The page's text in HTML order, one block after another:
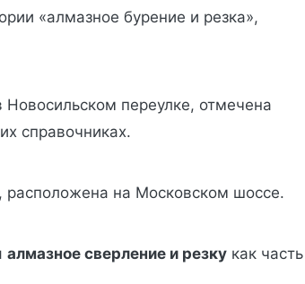
«алмазное бурение и резка»,
Новосильском переулке, отмечена
справочниках.
расположена на Московском шоссе.
алмазное сверление и резку как часть